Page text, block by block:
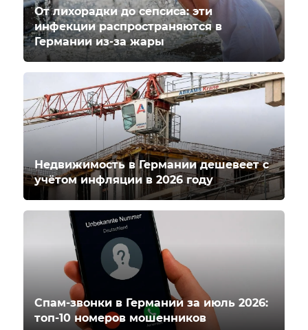
От лихорадки до сепсиса: эти
инфекции распространяются в
Германии из-за жары
Недвижимость в Германии дешевеет с
учётом инфляции в 2026 году
Спам-звонки в Германии за июль 2026:
топ-10 номеров мошенников